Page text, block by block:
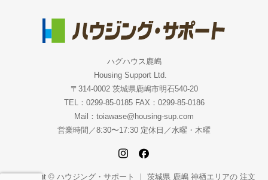
ハグハウス鹿嶋
Housing Support Ltd.
〒314-0002 茨城県鹿嶋市明石540-20
TEL：0299-85-0185 FAX：0299-85-0186
Mail：toiawase@housing-sup.com
営業時間／8:30〜17:30 定休日／水曜・木曜
Copyright © ハウジング・サポート ｜ 茨城県 鹿嶋 神栖エリアの 注文